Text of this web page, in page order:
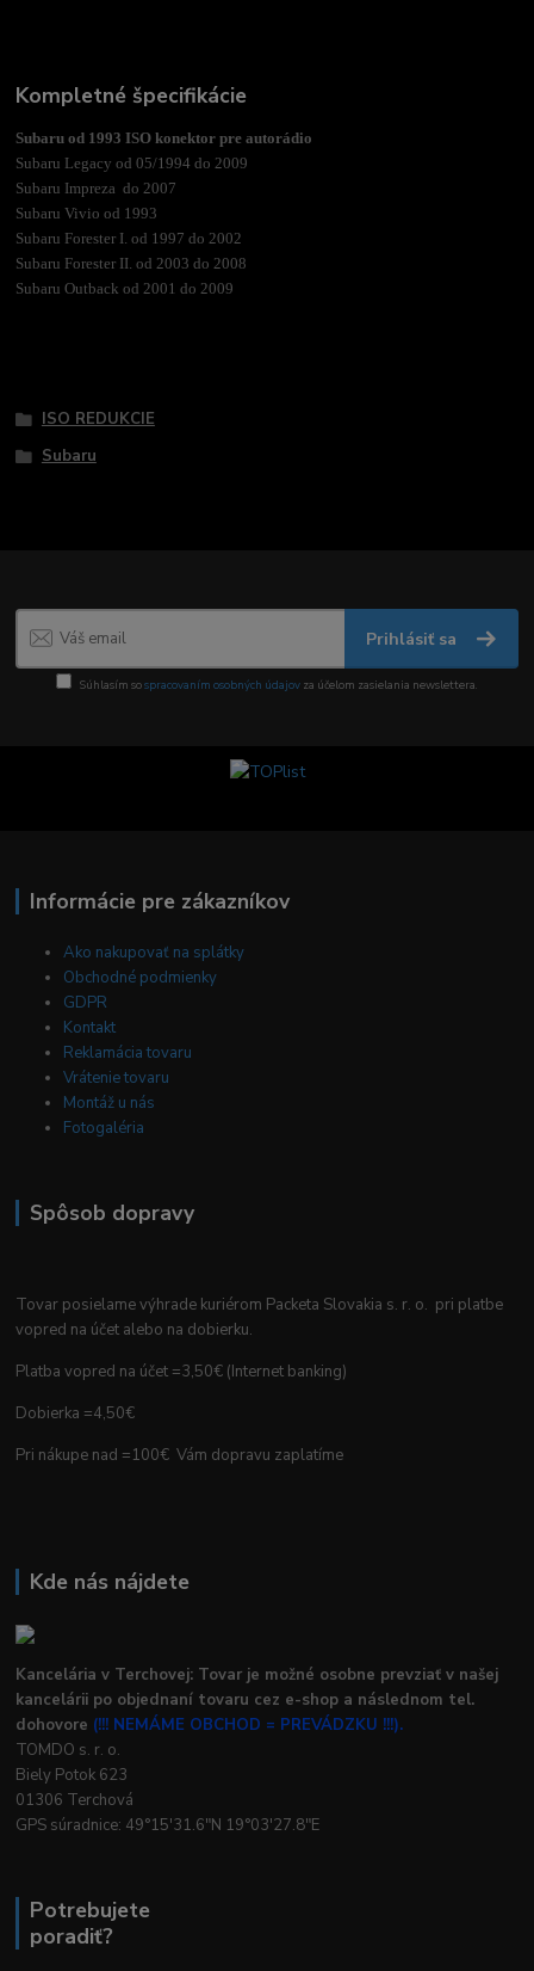
Kompletné špecifikácie
Subaru od 1993 ISO konektor pre autorádio
Subaru Legacy od 05/1994 do 2009
Subaru Impreza do 2007
Subaru Vivio od 1993
Subaru Forester I. od 1997 do 2002
Subaru Forester II. od 2003 do 2008
Subaru Outback od 2001 do 2009
ISO REDUKCIE
Subaru
Prihlásiť sa
Súhlasím sospracovaním osobných údajov za účelom zasielania newslettera.
Informácie pre zákazníkov
Ako nakupovať na splátky
Obchodné podmienky
GDPR
Kontakt
Reklamácia tovaru
Vrátenie tovaru
Montáž u nás
Fotogaléria
Spôsob dopravy
Tovar posielame výhrade kuriérom Packeta Slovakia s. r. o. pri platbe
vopred na účet alebo na dobierku.
Platba vopred na účet =3,50€ (Internet banking)
Dobierka =4,50€
Pri nákupe nad =100€ Vám dopravu zaplatíme
Kde nás nájdete
Kancelária v Terchovej: Tovar je možné osobne prevziať v našej
kancelárii po objednaní tovaru cez e-shop a následnom tel.
dohovore (!!! NEMÁME OBCHOD = PREVÁDZKU !!!).
TOMDO s. r. o.
Biely Potok 623
01306 Terchová
GPS súradnice: 49°15'31.6"N 19°03'27.8"E
Potrebujete
poradiť?